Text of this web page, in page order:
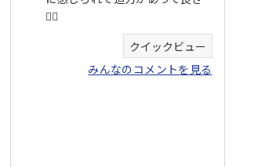
👍🏻
クイックビュー
みんなのコメントを見る